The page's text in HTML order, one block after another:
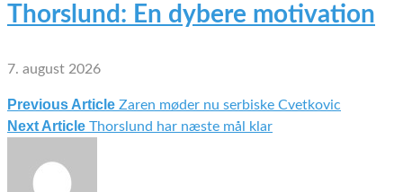
Thorslund: En dybere motivation
7. august 2026
Indlægsnavigation
Previous Article Zaren møder nu serbiske Cvetkovic
Next Article Thorslund har næste mål klar